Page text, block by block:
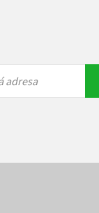
adresa